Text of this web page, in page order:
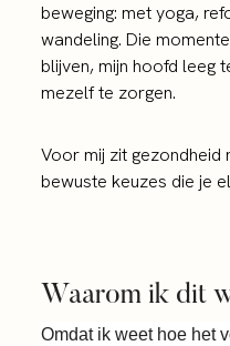
beweging: met yoga,
wandeling. Die
blijven, mijn hoofd leeg
mezelf te zorgen.
Voor mij zit gezondheid
bewuste keuzes die je
Waarom ik dit
Omdat ik weet hoe het